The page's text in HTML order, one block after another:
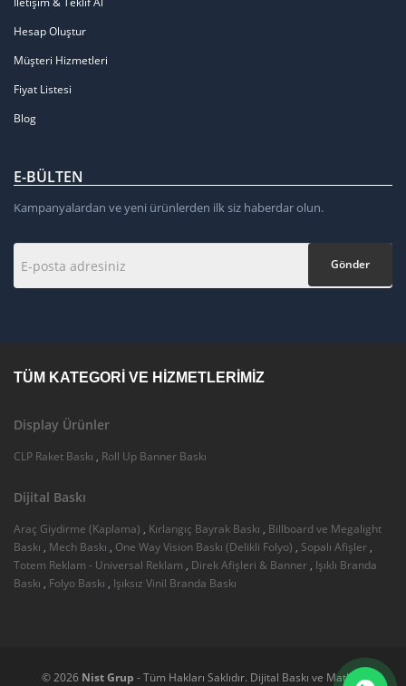
Hesap Oluştur
Müşteri Hizmetleri
Fiyat Listesi
Blog
E-BÜLTEN
Kampanyalardan ve yeni ürünlerden ilk siz haberdar olun.
Gönder
TÜM KATEGORI VE HIZMETLERIMIZ
Display Ürünler
CLP Raket Baskı , Roll Up Banner Baskı
Dijital Baskı
Araç Giydirme (Kaplama) , Kırlangıç Bayrak Baskı , Billboard ve Megalight
Baskı , Mech Baskı , One Way Vision Baskı (Delikli Folyo) , Sopalı Afişler ,
Totem Reklam - Universal Reklam , Direk Afişleri & Banner , Işıklı Branda
Baskı , Folyo Baskı , Işıksız Vinil Branda Baskı
© 2026 Nist Grup - Tüm Hakları Saklıdır. Dijital Baskı ve Matbaa